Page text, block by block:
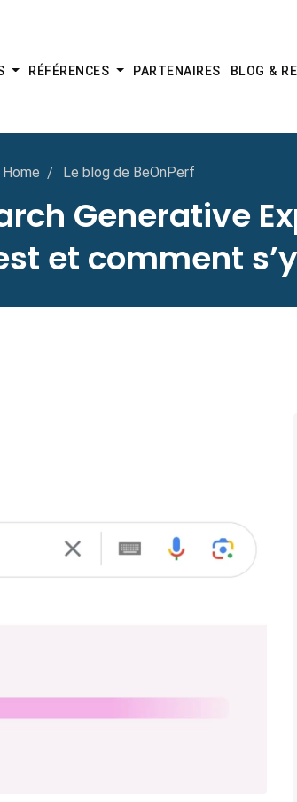
RÉFÉRENCES PARTENAIRES BLOG &
Home Le blog de BeOnPerf
Generative
et comment